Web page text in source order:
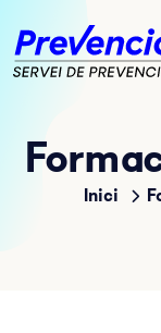
Inici